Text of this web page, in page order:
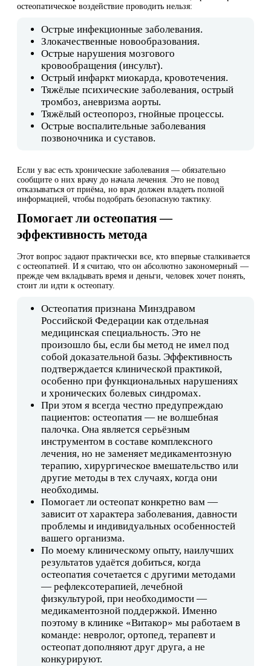
остеопатическое воздействие проводить нельзя:
Острые инфекционные заболевания.
Злокачественные новообразования.
Острые нарушения мозгового
кровообращения (инсульт).
Острый инфаркт миокарда, кровотечения.
Тяжёлые психические заболевания, острый
тромбоз, аневризма аорты.
Тяжёлый остеопороз, гнойные процессы.
Острые воспалительные заболевания
позвоночника и суставов.
Если у вас есть хронические заболевания — обязательно
сообщите о них врачу до начала лечения. Это не повод
отказываться от приёма, но врач должен владеть полной
информацией, чтобы подобрать безопасную тактику.
Помогает ли остеопатия —
эффективность метода
Этот вопрос задают практически все, кто впервые сталкивается
с остеопатией. И я считаю, что он абсолютно закономерный —
прежде чем вкладывать время и деньги, человек хочет понять,
стоит ли идти к остеопату.
Остеопатия признана Минздравом
Российской Федерации как отдельная
медицинская специальность. Это не
произошло бы, если бы метод не имел под
собой доказательной базы. Эффективность
подтверждается клинической практикой,
особенно при функциональных нарушениях
и хронических болевых синдромах.
При этом я всегда честно предупреждаю
пациентов: остеопатия — не волшебная
палочка. Она является серьёзным
инструментом в составе комплексного
лечения, но не заменяет медикаментозную
терапию, хирургическое вмешательство или
другие методы в тех случаях, когда они
необходимы.
Помогает ли остеопат конкретно вам —
зависит от характера заболевания, давности
проблемы и индивидуальных особенностей
вашего организма.
По моему клиническому опыту, наилучших
результатов удаётся добиться, когда
остеопатия сочетается с другими методами
— рефлексотерапией, лечебной
физкультурой, при необходимости —
медикаментозной поддержкой. Именно
поэтому в клинике «Витакор» мы работаем в
команде: невролог, ортопед, терапевт и
остеопат дополняют друг друга, а не
конкурируют.